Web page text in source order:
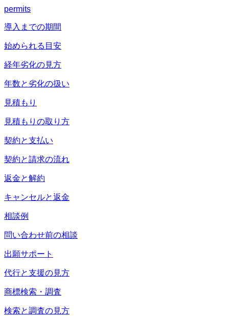
permits
導入までの期間
始められる目安
経年劣化の見方
年数と劣化の扱い
見積もり
見積もりの取り方
契約と支払い
契約と請求の流れ
返金と解約
キャンセルと返金
相談例
問い合わせ前の相談
出願サポート
代行と支援の見方
商標検索・調査
検索と調査の見方